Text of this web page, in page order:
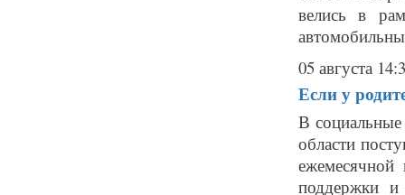
велись в
05 августа
Если у
В
области
поддержки и